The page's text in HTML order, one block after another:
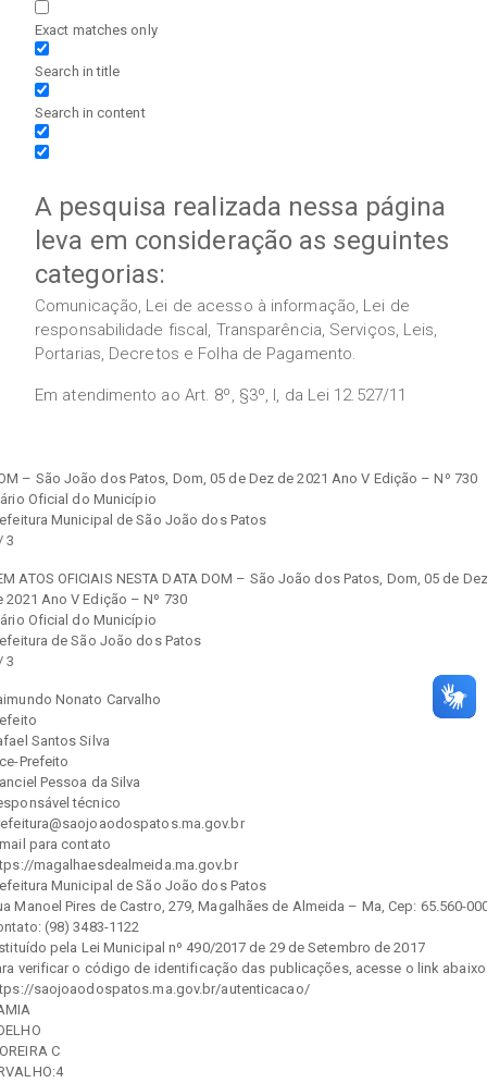
Exact matches only
Search in title
Search in content
A pesquisa realizada nessa página
leva em consideração as seguintes
categorias:
Comunicação, Lei de acesso à informação, Lei de
responsabilidade fiscal, Transparência, Serviços, Leis,
Portarias, Decretos e Folha de Pagamento.
Em atendimento ao Art. 8º, §3º, I, da Lei 12.527/11
– São João dos Patos, Dom, 05 de Dez de 2021 Ano V Edição – Nº 730
Oficial do Município
Municipal de São João dos Patos
3
ATOS OFICIAIS NESTA DATA DOM – São João dos Patos, Dom, 05 de Dez
2021 Ano V Edição – Nº 730
Oficial do Município
de São João dos Patos
3
Nonato Carvalho
Santos Silva
Prefeito
Pessoa da Silva
técnico
para contato
magalhaesdealmeida.ma.gov.br
Municipal de São João dos Patos
Manoel Pires de Castro, 279, Magalhães de Almeida – Ma, Cep: 65.560-
(98) 3483-1122
pela Lei Municipal nº 490/2017 de 29 de Setembro de 2017
verificar o código de identificação das publicações, acesse o link
saojoaodospatos.ma.gov.br/autenticacao/
C